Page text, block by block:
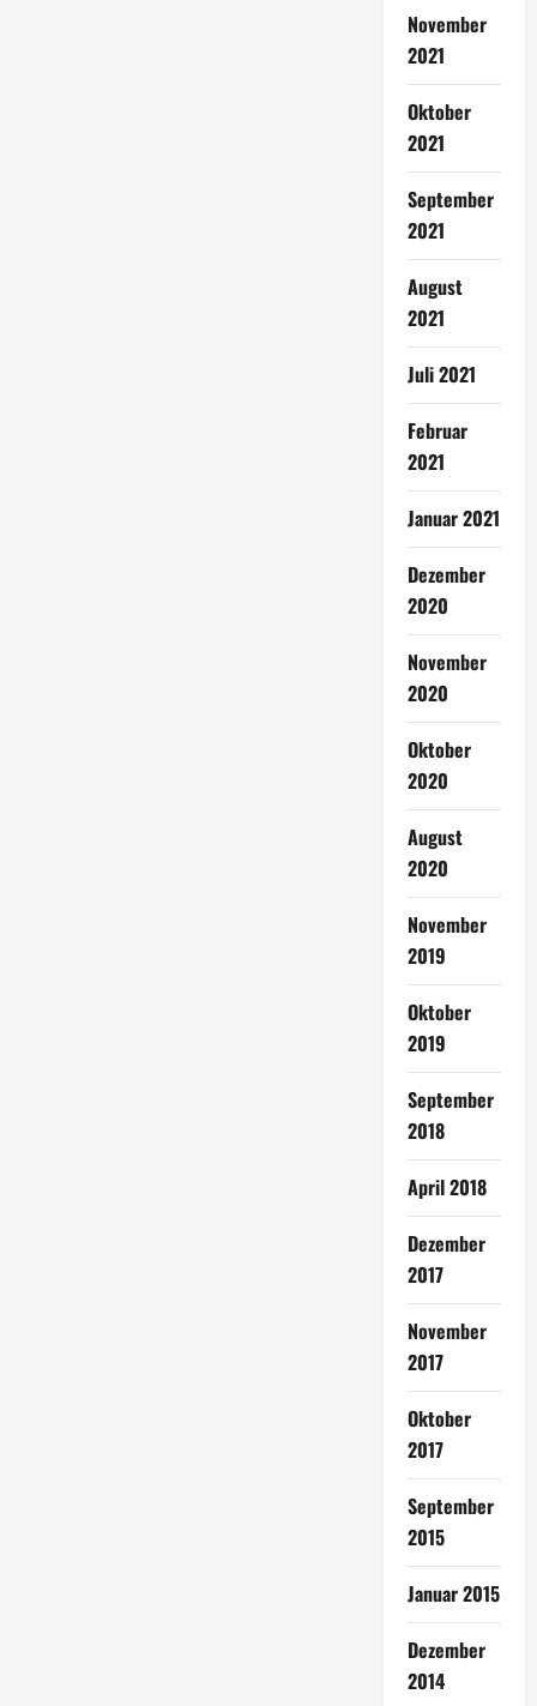
November
2021
Oktober
2021
September
2021
August
2021
Juli 2021
Februar
2021
Januar 2021
Dezember
2020
November
2020
Oktober
2020
August
2020
November
2019
Oktober
2019
September
2018
April 2018
Dezember
2017
November
2017
Oktober
2017
September
2015
Januar 2015
Dezember
2014